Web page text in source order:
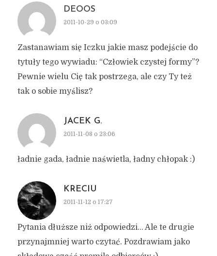
DEOOS
2011-10-29 o 03:09
Zastanawiam się Iczku jakie masz podejście do
tytuły tego wywiadu: “Człowiek czystej formy”?
Pewnie wielu Cię tak postrzega, ale czy Ty też
tak o sobie myślisz?
JACEK G.
2011-11-08 o 23:06
ładnie gada, ładnie naświetla, ładny chłopak :)
KRECIU
2011-11-12 o 17:27
Pytania dłuższe niż odpowiedzi… Ale te drugie
przynajmniej warto czytać. Pozdrawiam jako